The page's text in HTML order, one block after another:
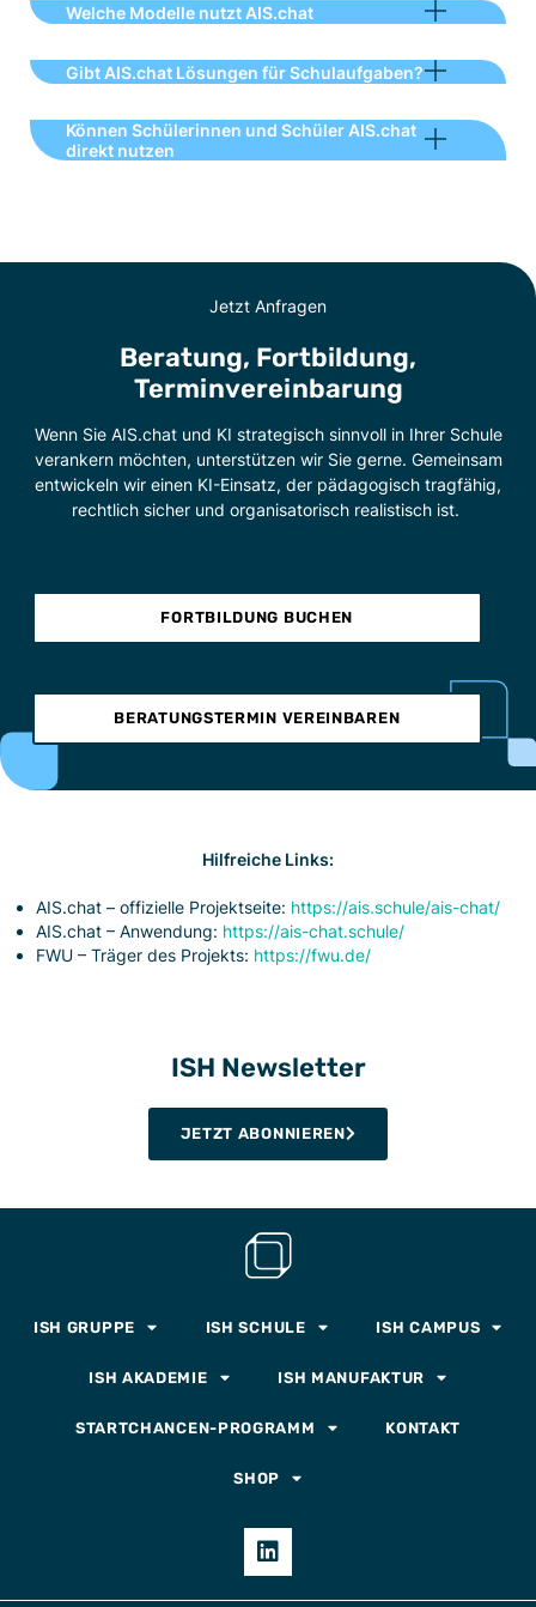
Welche Modelle nutzt AIS.chat
Gibt AIS.chat Lösungen für Schulaufgaben?
Können Schülerinnen und Schüler AIS.chat
direkt nutzen
Jetzt Anfragen
Beratung, Fortbildung,
Terminvereinbarung
Wenn Sie AIS.chat und KI strategisch sinnvoll in Ihrer Schule
verankern möchten, unterstützen wir Sie gerne. Gemeinsam
entwickeln wir einen KI-Einsatz, der pädagogisch tragfähig,
rechtlich sicher und organisatorisch realistisch ist.
FORTBILDUNG BUCHEN
BERATUNGSTERMIN VEREINBAREN
Hilfreiche Links:
AIS.chat – offizielle Projektseite: https://ais.schule/ais-chat/
AIS.chat – Anwendung: https://ais-chat.schule/
FWU – Träger des Projekts: https://fwu.de/
ISH Newsletter
JETZT ABONNIEREN
ISH GRUPPE ISH SCHULE ISH CAMPUS
ISH AKADEMIE ISH MANUFAKTUR
STARTCHANCEN-PROGRAMM KONTAKT
SHOP